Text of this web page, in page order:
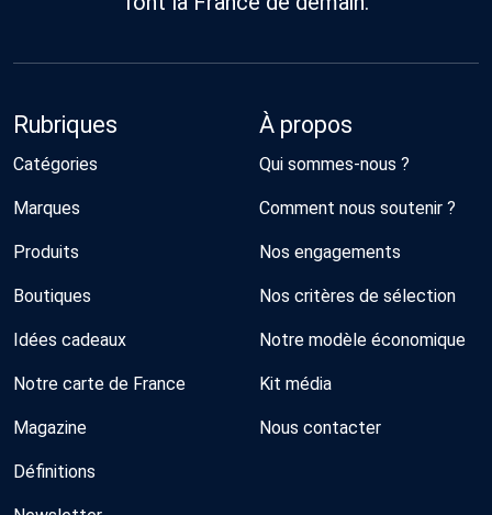
Rubriques
Catégories
Marques
Produits
Boutiques
Idées cadeaux
Notre carte de France
Magazine
Définitions
À propos
Qui sommes-nous ?
Comment nous soutenir ?
Nos engagements
Nos critères de sélection
Notre modèle économique
Kit média
Nous contacter